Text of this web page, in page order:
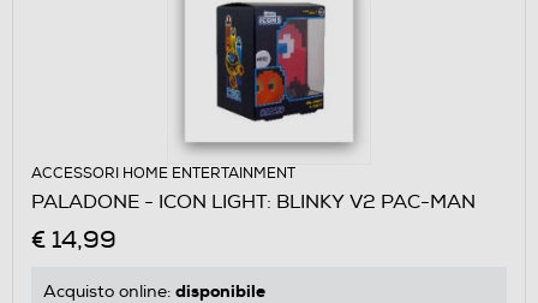
ACCESSORI HOME ENTERTAINMENT
PALADONE - ICON LIGHT: BLINKY V2 PAC-MAN
€ 14,99
Acquisto online: disponibile